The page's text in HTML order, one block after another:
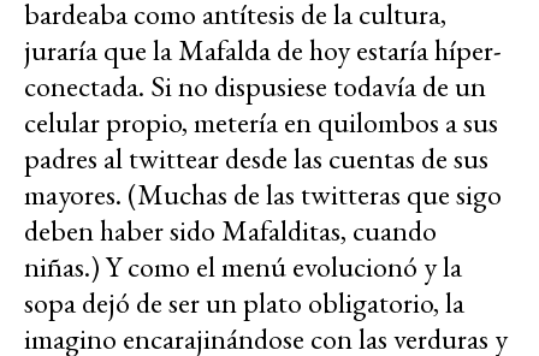
bardeaba como antítesis de la cultura,
juraría que la Mafalda de hoy estaría híper-
conectada. Si no dispusiese todavía de un
celular propio, metería en quilombos a sus
padres al twittear desde las cuentas de sus
mayores. (Muchas de las twitteras que sigo
deben haber sido Mafalditas, cuando
niñas.) Y como el menú evolucionó y la
sopa dejó de ser un plato obligatorio, la
imagino encarajinándose con las verduras y